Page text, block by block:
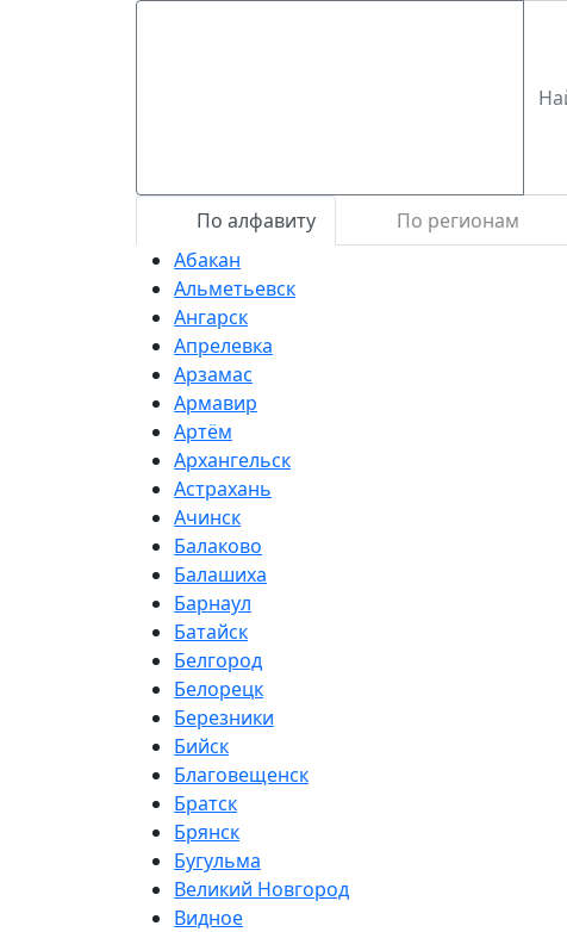
По алфавиту
По регионам
Абакан
Альметьевск
Ангарск
Апрелевка
Арзамас
Армавир
Артём
Архангельск
Астрахань
Ачинск
Балаково
Балашиха
Барнаул
Батайск
Белгород
Белорецк
Березники
Бийск
Благовещенск
Братск
Брянск
Бугульма
Великий Новгород
Видное